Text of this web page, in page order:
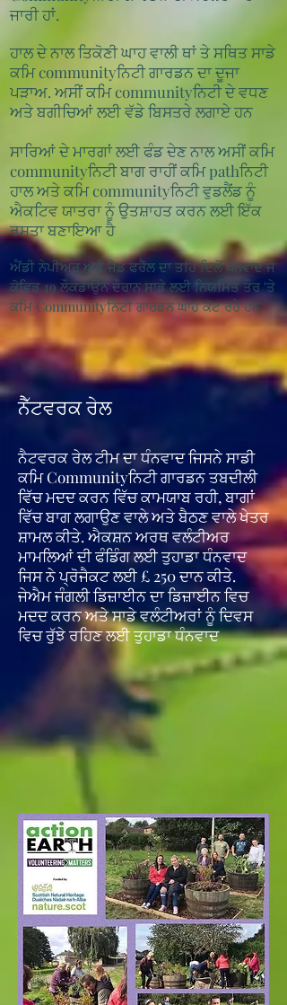
ਜਾਰੀ ਹਾਂ.
ਹਾਲ ਦੇ ਨਾਲ ਤਿਕੋਣੀ ਘਾਹ ਵਾਲੀ ਥਾਂ ਤੇ ਸਥਿਤ ਸਾਡੇ
ਕਮਿ communityਨਿਟੀ ਗਾਰਡਨ ਦਾ ਦੂਜਾ
ਪੜਾਅ. ਅਸੀਂ ਕਮਿ communityਨਿਟੀ ਦੇ ਵਧਣ
ਅਤੇ ਬਗੀਚਿਆਂ ਲਈ ਵੱਡੇ ਬਿਸਤਰੇ ਲਗਾਏ ਹਨ
ਸਾਰਿਆਂ ਦੇ ਮਾਰਗਾਂ ਲਈ ਫੰਡ ਦੇਣ ਨਾਲ ਅਸੀਂ ਕਮਿ
communityਨਿਟੀ ਬਾਗ ਰਾਹੀਂ ਕਮਿ pathਨਿਟੀ
ਹਾਲ ਅਤੇ ਕਮਿ communityਨਿਟੀ ਵੁਡਲੈਂਡ ਨੂੰ
ਐਕਟਿਵ ਯਾਤਰਾ ਨੂੰ ਉਤਸ਼ਾਹਤ ਕਰਨ ਲਈ ਇੱਕ
ਰਸਤਾ ਬਣਾਇਆ ਹੈ
ਐਂਡੀ ਨੇਪੀਅਰ ਅਤੇ ਜੇਡ ਫਰੈੱਲ ਦਾ ਤਹਿ ਦਿਲੋਂ ਧੰਨਵਾਦ ਜੋ
ਕੋਵਿਡ 19 ਲੌਕਡਾਉਨ ਦੌਰਾਨ ਸਾਡੇ ਲਈ ਨਿਯਮਿਤ ਤੌਰ 'ਤੇ
ਕਮਿ Communityਨਿਟੀ ਗਾਰਡਨ ਘਾਹ ਕੱਟ ਰਹੇ ਹਨ.
ਨੈੱਟਵਰਕ ਰੇਲ
ਨੈਟਵਰਕ ਰੇਲ ਟੀਮ ਦਾ ਧੰਨਵਾਦ ਜਿਸਨੇ ਸਾਡੀ
ਕਮਿ Communityਨਿਟੀ ਗਾਰਡਨ ਤਬਦੀਲੀ
ਵਿੱਚ ਮਦਦ ਕਰਨ ਵਿੱਚ ਕਾਮਯਾਬ ਰਹੀ, ਬਾਗਾਂ
ਵਿੱਚ ਬਾਗ ਲਗਾਉਣ ਵਾਲੇ ਅਤੇ ਬੈਠਣ ਵਾਲੇ ਖੇਤਰ
ਸ਼ਾਮਲ ਕੀਤੇ. ਐਕਸ਼ਨ ਅਰਥ ਵਲੰਟੀਅਰ
ਮਾਮਲਿਆਂ ਦੀ ਫੰਡਿੰਗ ਲਈ ਤੁਹਾਡਾ ਧੰਨਵਾਦ
ਜਿਸ ਨੇ ਪ੍ਰੋਜੈਕਟ ਲਈ £ 250 ਦਾਨ ਕੀਤੇ.
ਜੇਐਮ ਜੰਗਲੀ ਡਿਜ਼ਾਈਨ ਦਾ ਡਿਜ਼ਾਈਨ ਵਿਚ
ਮਦਦ ਕਰਨ ਅਤੇ ਸਾਡੇ ਵਲੰਟੀਅਰਾਂ ਨੂੰ ਦਿਵਸ
ਵਿਚ ਰੁੱਝੇ ਰਹਿਣ ਲਈ ਤੁਹਾਡਾ ਧੰਨਵਾਦ